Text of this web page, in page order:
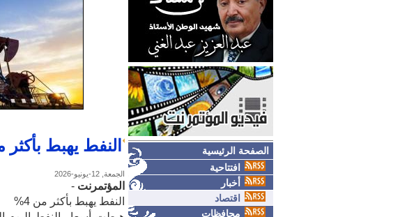
الصفحة الرئيسية
افتتاحية
أخبار
اقتصاد
محافظات
النفط يهبط بأكثر
الجمعة, 12-يونيو-2026
المؤتمرنت -
النفط يهبط بأكثر من 4%